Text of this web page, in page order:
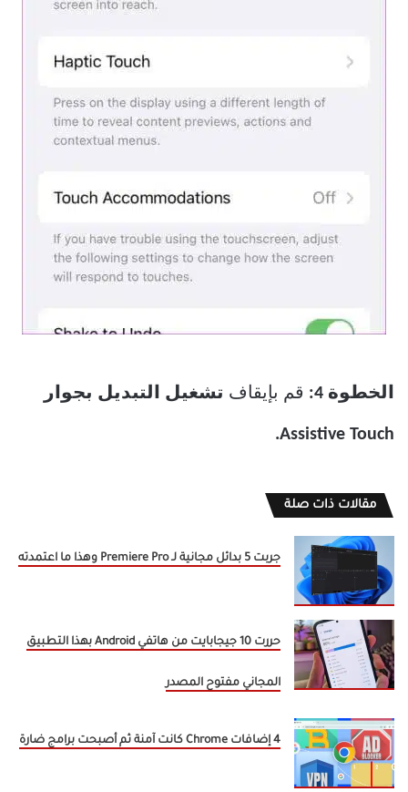
الخطوة 4: قم بإيقاف تشغيل التبديل بجوار
Assistive Touch.
مقالات ذات صلة
جربت 5 بدائل مجانية لـ Premiere Pro وهذا ما اعتمدته
حررت 10 جيجابايت من هاتفي Android بهذا التطبيق
المجاني مفتوح المصدر
4 إضافات Chrome كانت آمنة ثم أصبحت برامج ضارة